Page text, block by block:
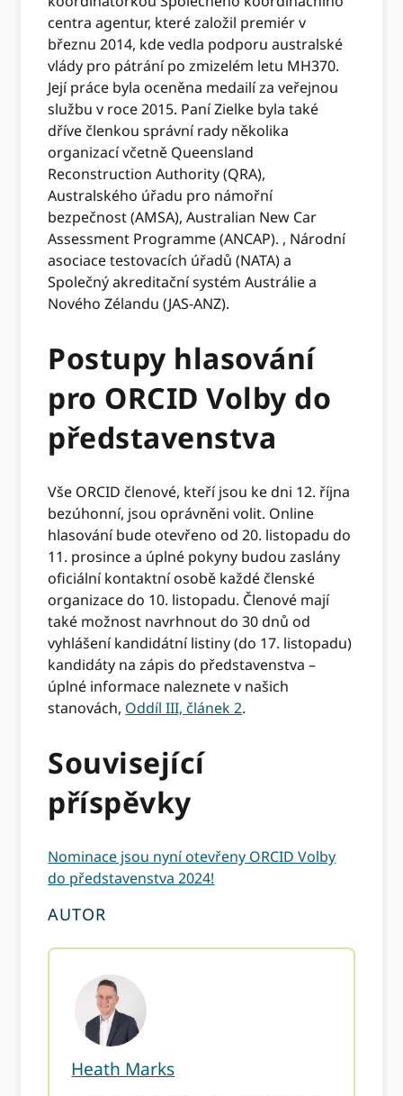
centra agentur, které založil premiér v
březnu 2014, kde vedla podporu australské
vlády pro pátrání po zmizelém letu MH370.
Její práce byla oceněna medailí za veřejnou
službu v roce 2015. Paní Zielke byla také
dříve členkou správní rady několika
organizací včetně Queensland
Reconstruction Authority (QRA),
Australského úřadu pro námořní
bezpečnost (AMSA), Australian New Car
Assessment Programme (ANCAP). , Národní
asociace testovacích úřadů (NATA) a
Společný akreditační systém Austrálie a
Nového Zélandu (JAS-ANZ).
Postupy hlasování
pro ORCID Volby do
představenstva
Vše ORCID členové, kteří jsou ke dni 12. října
bezúhonní, jsou oprávněni volit. Online
hlasování bude otevřeno od 20. listopadu do
11. prosince a úplné pokyny budou zaslány
oficiální kontaktní osobě každé členské
organizace do 10. listopadu. Členové mají
také možnost navrhnout do 30 dnů od
vyhlášení kandidátní listiny (do 17. listopadu)
kandidáty na zápis do představenstva –
úplné informace naleznete v našich
stanovách, Oddíl III, článek 2.
Související
příspěvky
Nominace jsou nyní otevřeny ORCID Volby
do představenstva 2024!
AUTOR
Heath Marks